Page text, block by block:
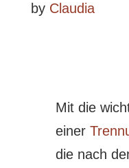
by Claudia
Mit die
einer
die nach